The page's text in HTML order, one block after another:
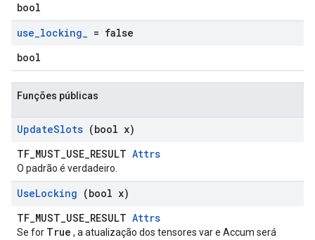
bool
use_locking_ = false
bool
Funções públicas
UpdateSlots (bool x)
TF_MUST_USE_RESULT Attrs
O padrão é verdadeiro.
UseLocking (bool x)
TF_MUST_USE_RESULT Attrs
Se for True , a atualização dos tensores var e Accum será